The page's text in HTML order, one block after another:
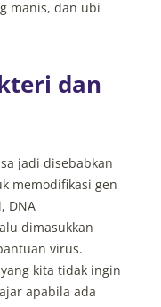
manis, dan ubi
dan
jadi disebabkan
memodifikasi gen
DNA
dimasukkan
virus.
kita tidak ingin
apabila ada